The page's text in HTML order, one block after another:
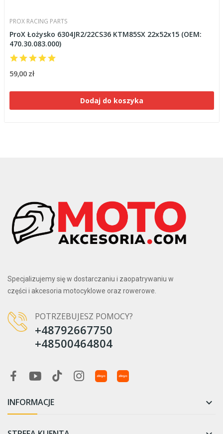
PROX RACING PARTS
ProX Łożysko 6304JR2/22CS36 KTM85SX 22x52x15 (OEM:
470.30.083.000)
59,00 zł
Dodaj do koszyka
Specjalizujemy się w dostarczaniu i zaopatrywaniu w
części i akcesoria motocyklowe oraz rowerowe.
POTRZEBUJESZ POMOCY?
+48792667750
+48500464804
INFORMACJE 